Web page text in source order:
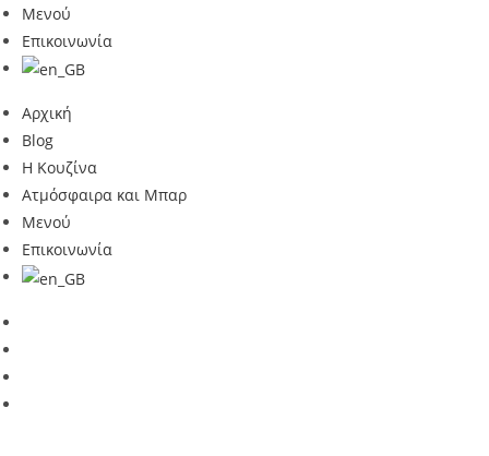
Μενού
Επικοινωνία
Αρχική
Blog
Η Κουζίνα
Ατμόσφαιρα και Μπαρ
Μενού
Επικοινωνία